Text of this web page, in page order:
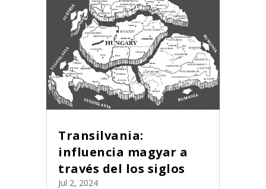
Transilvania:
influencia magyar a
través del los siglos
Jul 2, 2024